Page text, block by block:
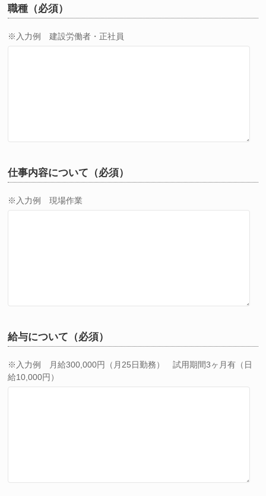
職種（必須）
※入力例 建設労働者・正社員
仕事内容について（必須）
※入力例 現場作業
給与について（必須）
※入力例 月給300,000円（月25日勤務） 試用期間3ヶ月有（日
給10,000円）